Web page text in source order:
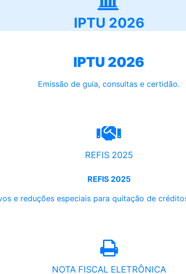
IPTU 2026
IPTU 2026
Emissão de guia, consultas e certidão.
REFIS 2025
REFIS 2025
e reduções especiais para quitação de
NOTA FISCAL ELETRÔNICA